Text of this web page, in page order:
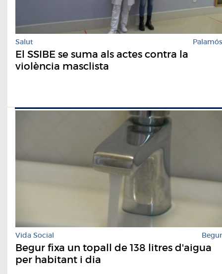
Salut Palamós
El SSIBE se suma als actes contra la
violència masclista
Vida Social Begur
Begur fixa un topall de 138 litres d'aigua
per habitant i dia